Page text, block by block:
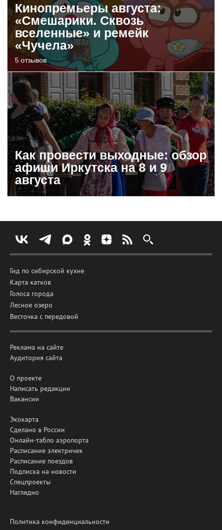
Кинопремьеры августа:
«Смешарики. Сквозь
вселенные» и ремейк
«Чучела»
5 отзывов
Как провести выходные: обзор
афиши Иркутска на 8 и 9
августа
Гид по сибирской кухне
Карта катков
Голоса города
Лесное озеро
Весточка с передовой
Реклама на сайте
Аудитория сайта
О проекте
Написать редакции
Вакансии
Экокарта
Сделано в России
Онлайн-табло аэропорта
Расписание электричек
Расписание поездов
Подписка на новости
Спецпроекты
Наглядно
Политика конфиденциальности